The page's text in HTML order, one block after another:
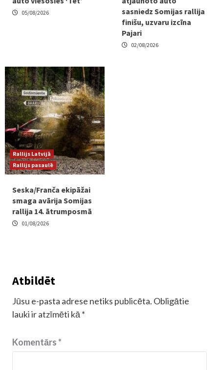
05/08/2026
sasniedz Somijas rallija
finišu, uzvaru izcīna
Pajari
02/08/2026
Rallijs Latvijā
Rallijs pasaulē
Seska/Franča ekipāžai
smaga avārija Somijas
rallija 14. ātrumposmā
01/08/2026
Atbildēt
Jūsu e-pasta adrese netiks publicēta. Obligātie
lauki ir atzīmēti kā *
Komentārs*